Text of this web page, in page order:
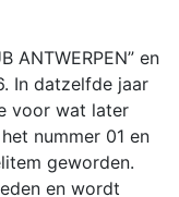
ANTWERPEN” en
In datzelfde jaar
voor wat later
nummer 01 en
geworden.
en wordt